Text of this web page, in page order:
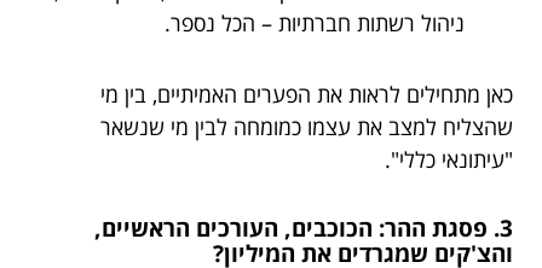
ניהול רשתות חברתיות – הכל נספר.
כאן מתחילים לראות את הפערים האמיתיים, בין מי
שהצליח למצב את עצמו כמומחה לבין מי שנשאר
"עיתונאי כללי".
3. פסגת ההר: הכוכבים, העורכים הראשיים,
והצ'קים שמגרדים את המיליון?